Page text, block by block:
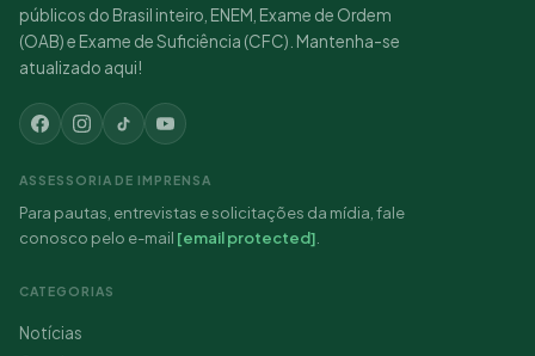
públicos do Brasil inteiro, ENEM, Exame de Ordem
(OAB) e Exame de Suficiência (CFC). Mantenha-se
atualizado aqui!
ASSESSORIA DE IMPRENSA
Para pautas, entrevistas e solicitações da mídia, fale
conosco pelo e-mail [email protected]
CATEGORIAS
Notícias